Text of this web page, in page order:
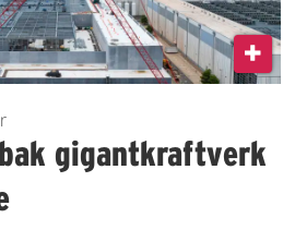
gigantkraftverk